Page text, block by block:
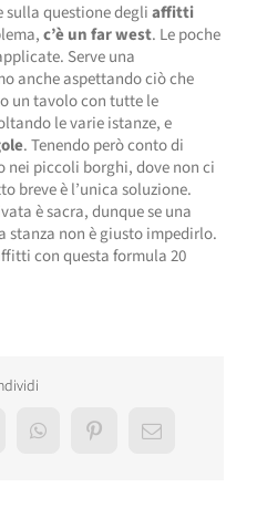
questione degliaffitti
c’è un far west. Le poche
Serve una
anche aspettando ciò che
un tavolo con tutte le
le varie istanze, e
. Tenendo però conto di
nei piccoli borghi, dove non ci
breve è l’unica soluzione.
è sacra, dunque se una
non è giusto impedirlo.
con questa formula 20
WhatsAppPinterestEmail